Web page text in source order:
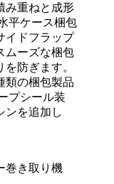
み重ねと成形
平ケース梱包
イドフラップ
ムーズな梱包
防ぎます。
類の梱包製品
プシール装
ンを追加し